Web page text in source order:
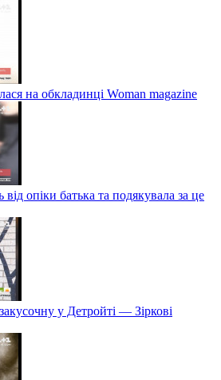
на обкладинці Woman magazine
від опіки батька та подякувала за це
у Детройті — Зіркові